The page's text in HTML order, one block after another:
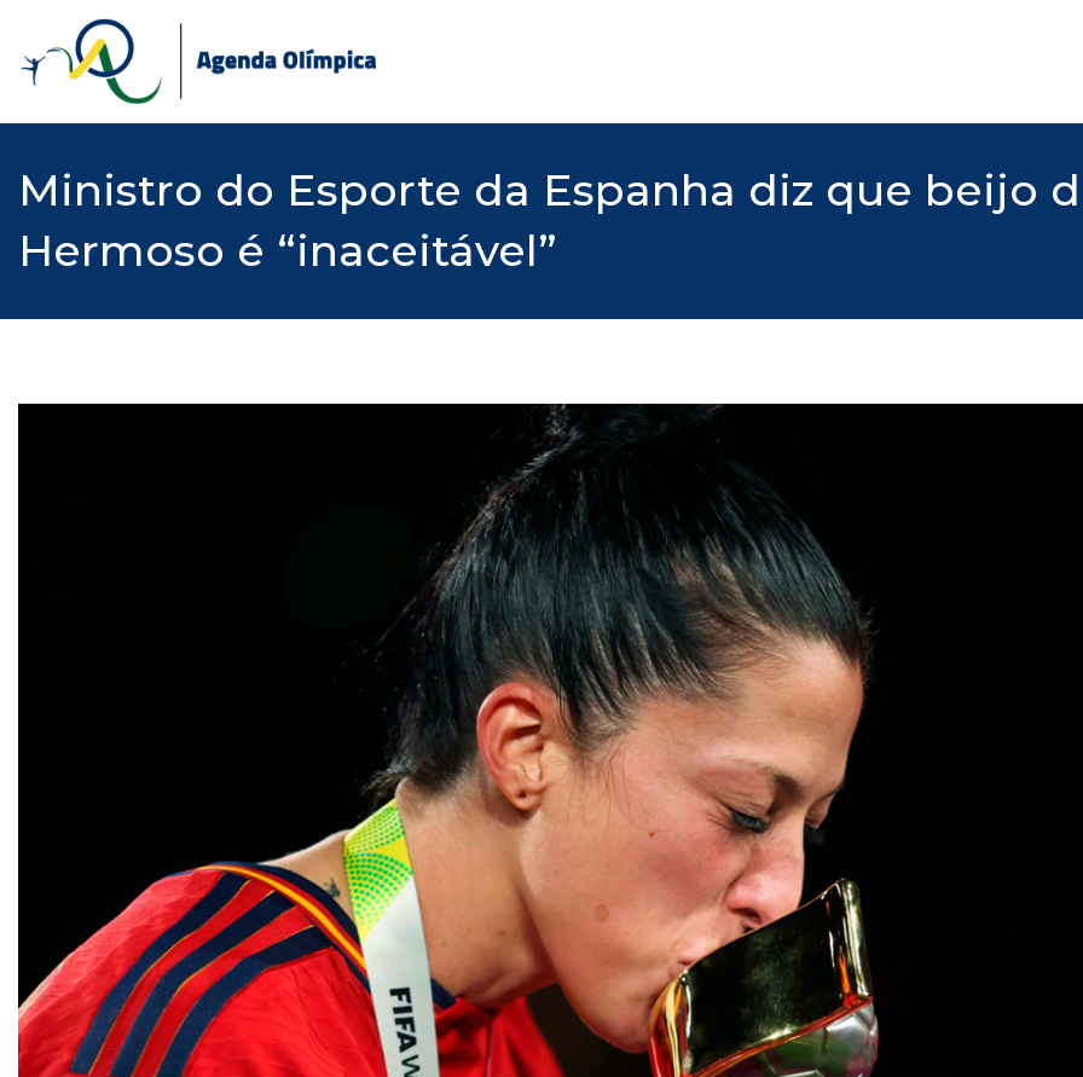
content
Ministro do Esporte da Espanha diz que beijo
Hermoso é “inaceitável”